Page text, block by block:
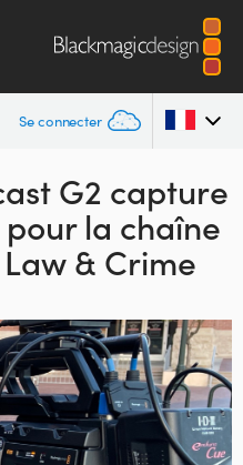
Se connecter
G2 capture
pourla chaîne
& Crime